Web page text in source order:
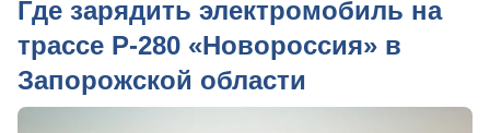
Где зарядить электромобиль на
трассе Р-280 «Новороссия» в
Запорожской области